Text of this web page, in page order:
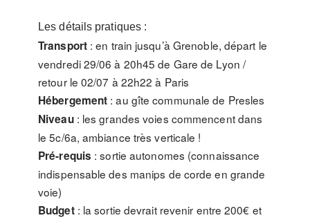
Les détails pratiques :
Transport : en train jusqu’à Grenoble, départ le
vendredi 29/06 à 20h45 de Gare de Lyon /
retour le 02/07 à 22h22 à Paris
Hébergement : au gîte communale de Presles
Niveau: les grandes voies commencent dans
le 5c/6a, ambiance très verticale !
Pré-requis : sortie autonomes (connaissance
indispensable des manips de corde en grande
voie)
Budget: la sortie devrait revenir entre 200€ et